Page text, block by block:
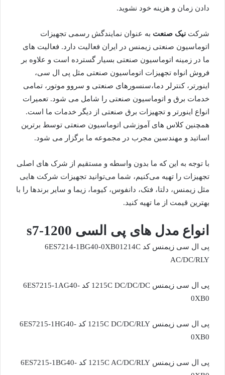
دادن زمان و هزینه خود نشوید.
شرکت نیک صنعت به عنوان نمایندگش رسمی تجهیزات
اتوماسیون صنعتی زیمنس در ایران فعالیت دارد. فعالیت های
ما در زمینه اتوماسیون صنعتی بسیار گسترده است و علاوه بر
فروش انواه تجهیزات اتوماسیون صنعتی مثل پی ال سی،
اینورتر، کنترلر دما،‌سنسورهای صنعتی و سروو موتور، تمامی
خدمات برق و اتوماسیون صنعتی را شامل می شود. تعمیرات
انواع اینورتر و تجهیزات برق صنعتی از دیگر خدمات ما است.
همچنین کلاس های آموزشی اتوماسیون صنعتی توسط برترین
اساتید و مهندسین مجرب در مجموعه ما برگزار می شود.
با توجه به این که ما بدون واسطه و مستقیم از شرک های اصلی
تجهیزات را تهیه می‌کنیم، شما می‌توانید تجهیزات شرکت هایی
مثل زیمنس، دلتا،‌ فتک، دانفوس، کیوما، زیما و سایر برندها را با
بهترین قیمت از ما تهیه کنید.
انواع مدل های پی السی s7-1200
پی ال سی زیمنس کد 6ES7214-1BG40-0XB01214C
AC/DC/RLY
پی ال سی زیمنس 1215C DC/DC/DC کد 6ES7215-1AG40-
0XB0
پی ال سی زیمنس 1215C DC/DC/RLY کد 6ES7215-1HG40-
0XB0
پی ال سی زیمنس 1215C AC/DC/RLY کد 6ES7215-1BG40-